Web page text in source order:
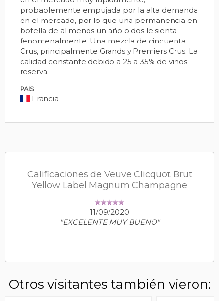
probablemente empujada por la alta demanda
en el mercado, por lo que una permanencia en
botella de al menos un año o dos le sienta
fenomenalmente. Una mezcla de cincuenta
Crus, principalmente Grands y Premiers Crus. La
calidad constante debido a 25 a 35% de vinos
reserva.
PAÍS
Francia
Calificaciones de Veuve Clicquot Brut
Yellow Label Magnum Champagne
11/09/2020
"EXCELENTE MUY BUENO"
Otros visitantes también vieron: